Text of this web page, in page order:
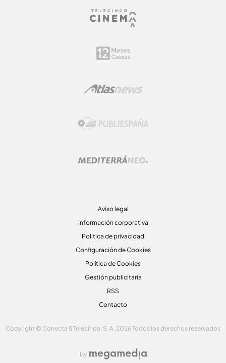
Aviso legal
Información corporativa
Politica de privacidad
Configuración de Cookies
Política de Cookies
Gestión publicitaria
RSS
Contacto
Copyright © Conecta 5 Telecinco, S. A. 2026 Todos los derechos reservados
By